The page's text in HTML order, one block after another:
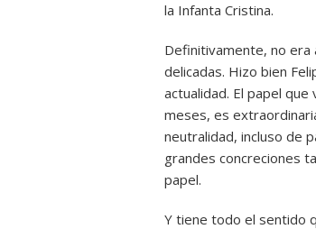
la Infanta Cristina.
Definitivamente, no
delicadas. Hizo bien
actualidad. El papel
meses, es
neutralidad, incluso de
grandes concreciones
papel.
Y tiene todo el sentido